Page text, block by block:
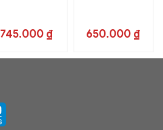
745.000 ₫ 650.000 ₫